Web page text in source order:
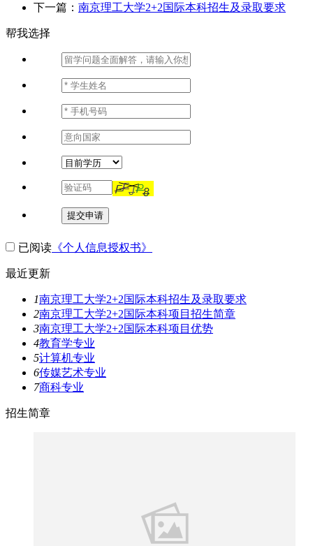
下一篇： 南京理工大学2+2国际本科招生及录取要求
帮我选择
提交申请
已阅读 《个人信息授权书》
最近更新
1南京理工大学2+2国际本科招生及录取要求
2南京理工大学2+2国际本科项目招生简章
3南京理工大学2+2国际本科项目优势
4教育学专业
5计算机专业
6传媒艺术专业
7商科专业
招生简章